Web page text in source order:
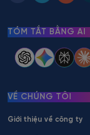
TÓM TẮT BẰNG AI
VỀ CHÚNG TÔI
Giới thiệu về công ty